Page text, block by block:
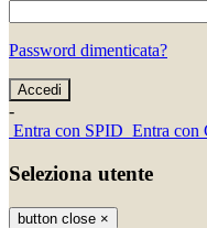
Password dimenticata?
-
Entra con SPID Entra con
Seleziona utente
button close ×